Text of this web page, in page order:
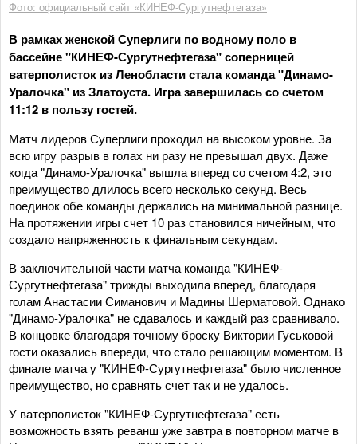
Фото: официальный сайт «КИНЕФ-Сургутнефтегаза»
В рамках женской Суперлиги по водному поло в
бассейне "КИНЕФ-Сургутнефтегаза" соперницей
ватерполисток из Ленобласти стала команда "Динамо-
Уралочка" из Златоуста. Игра завершилась со счетом
11:12 в пользу гостей.
Матч лидеров Суперлиги проходил на высоком уровне. За
всю игру разрыв в голах ни разу не превышал двух. Даже
когда "Динамо-Уралочка" вышла вперед со счетом 4:2, это
преимущество длилось всего несколько секунд. Весь
поединок обе команды держались на минимальной разнице.
На протяжении игры счет 10 раз становился ничейным, что
создало напряженность к финальным секундам.
В заключительной части матча команда "КИНЕФ-
Сургутнефтегаза" трижды выходила вперед, благодаря
голам Анастасии Симанович и Мадины Шерматовой. Однако
"Динамо-Уралочка" не сдавалось и каждый раз сравнивало.
В концовке благодаря точному броску Виктории Гуськовой
гости оказались впереди, что стало решающим моментом. В
финале матча у "КИНЕФ-Сургутнефтегаза" было численное
преимущество, но сравнять счет так и не удалось.
У ватерполисток "КИНЕФ-Сургутнефтегаза" есть
возможность взять реванш уже завтра в повторном матче в